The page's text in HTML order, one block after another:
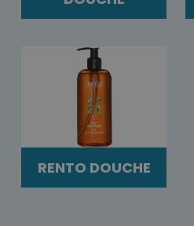
RENTO DOUCHE